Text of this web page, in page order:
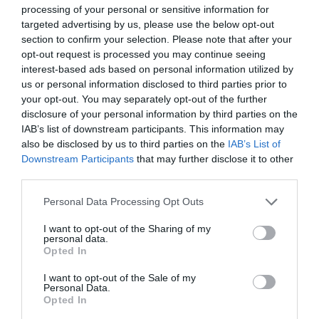
processing of your personal or sensitive information for
targeted advertising by us, please use the below opt-out
section to confirm your selection. Please note that after your
opt-out request is processed you may continue seeing
interest-based ads based on personal information utilized by
us or personal information disclosed to third parties prior to
your opt-out. You may separately opt-out of the further
disclosure of your personal information by third parties on the
IAB’s list of downstream participants. This information may
also be disclosed by us to third parties on the IAB’s List of
Downstream Participants that may further disclose it to other
Personal Data Processing Opt Outs
I want to opt-out of the Sharing of my
personal data.
Opted In
I want to opt-out of the Sale of my
Personal Data.
Opted In
col·lectiu, intensifica l'estrès i la càrrega emocional
que han de suportar.
Segons l'enquesta de la UGT, el 17% de les
persones LGTBI de la mostra manifesta patir
estrès o ansietat a causa d'amagar la seva
orientació sexual. El 12% també informa de
trastorns musculars i el mateix percentatge, un
12%, de problemes gastrointestinals, que associen
amb l'ansietat per ocultar la seva orientació
sexual.
El 17% de les persones
LGTBI manifesta patir estrès
o ansietat a causa d'amagar